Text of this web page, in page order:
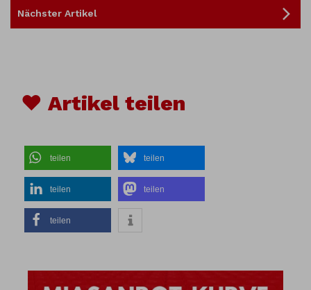
Nächster Artikel
♥ Artikel teilen
teilen teilen
teilen teilen
teilen